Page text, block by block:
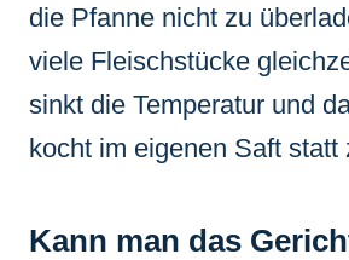
die Pfanne nicht zu
viele Fleischstücke
sinkt die Temperatur und
kocht im eigenen Saft statt
Kann man das